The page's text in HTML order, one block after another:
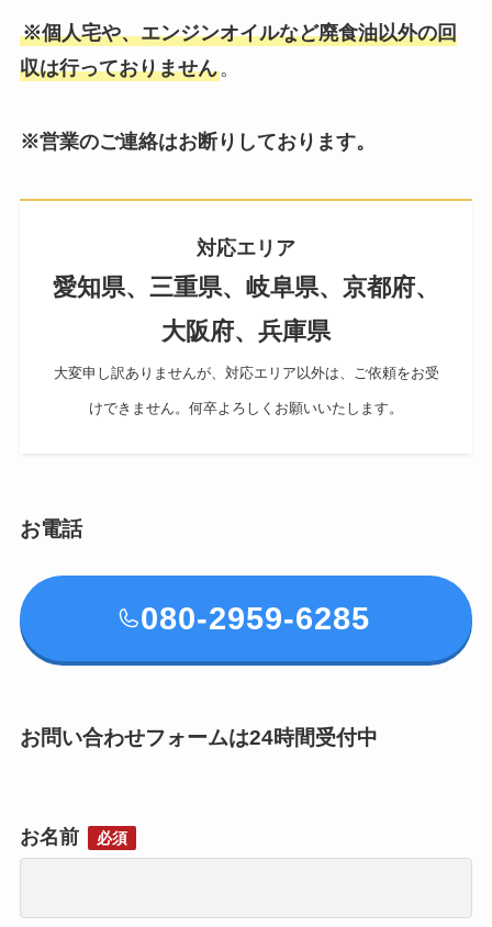
※個人宅や、エンジンオイルなど廃食油以外の回
収は行っておりません。
※営業のご連絡はお断りしております。
対応エリア
愛知県、三重県、岐阜県、京都府、
大阪府、兵庫県
大変申し訳ありませんが、対応エリア以外は、ご依頼をお受
けできません。何卒よろしくお願いいたします。
お電話
080-2959-6285
お問い合わせフォームは24時間受付中
お名前 必須